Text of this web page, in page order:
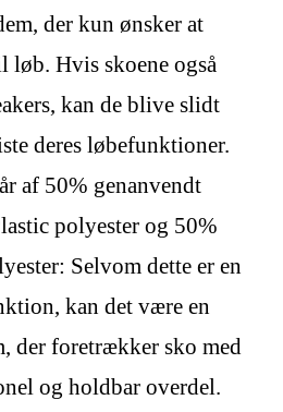
der kun ønsker at
løb. Hvis skoene også
kan de blive slidt
deres løbefunktioner.
af 50% genanvendt
polyester og 50%
Selvom dette er en
kan det være en
der foretrækker sko med
og holdbar overdel.